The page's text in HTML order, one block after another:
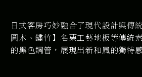
日式客房巧妙融合了現代設計與傳
圓木、鏽竹】名栗工藝地板等傳統
的黑色鋼管，展現出新和風的獨特